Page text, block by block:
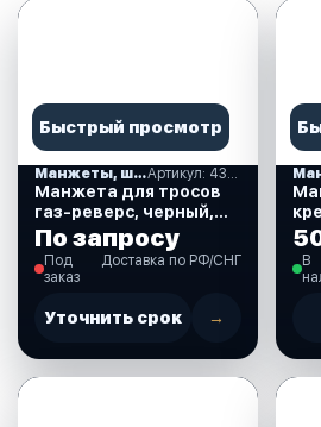
Быстрый просмотр
Манжеты, шланги, гофры Артикул: 43155
Манжета для тросов
газ-реверс, черный,
115х52 мм. (43155)
По запросу
Под
заказ
Доставка по РФ/СНГ
Уточнить срок →
В